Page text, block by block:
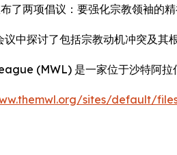
了两项倡议：要强化宗教领袖的
中探讨了包括宗教动机冲突及其
(MWL) 是一家位于沙特阿拉
sites/default/